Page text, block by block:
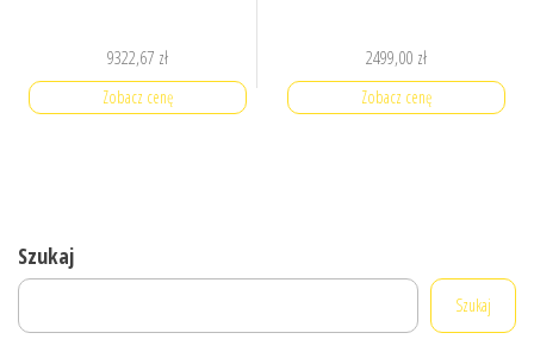
9322,67 zł
Zobacz cenę
2499,00 zł
Zobacz cenę
Szukaj
Szukaj